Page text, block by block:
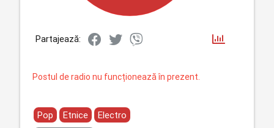
Partajează:
Postul de radio nu funcționează în prezent.
Pop Etnice
Electro